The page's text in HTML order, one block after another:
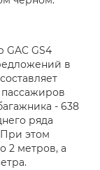
GS4
в
пассажиров
- 638
ряда
этом
2 метров, a